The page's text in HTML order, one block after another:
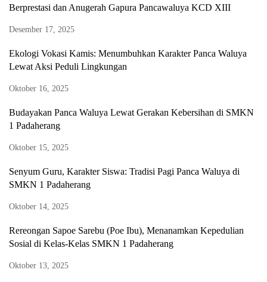
Berprestasi dan Anugerah Gapura Pancawaluya KCD XIII
Desember 17, 2025
Ekologi Vokasi Kamis: Menumbuhkan Karakter Panca Waluya
Lewat Aksi Peduli Lingkungan
Oktober 16, 2025
Budayakan Panca Waluya Lewat Gerakan Kebersihan di SMKN
1 Padaherang
Oktober 15, 2025
Senyum Guru, Karakter Siswa: Tradisi Pagi Panca Waluya di
SMKN 1 Padaherang
Oktober 14, 2025
Rereongan Sapoe Sarebu (Poe Ibu), Menanamkan Kepedulian
Sosial di Kelas-Kelas SMKN 1 Padaherang
Oktober 13, 2025